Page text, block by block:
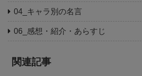
04_キャラ別の名言
06_感想・紹介・あらすじ
関連記事